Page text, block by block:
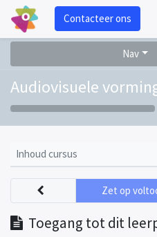
Contacteer ons
Nav
Audiovisuele
Inhoud cursus
Toegang tot dit
Zet op